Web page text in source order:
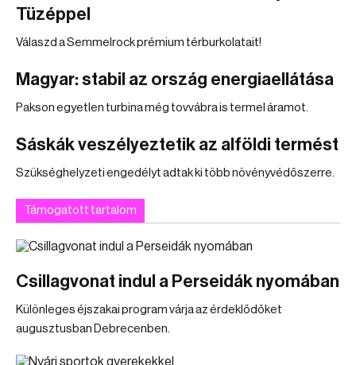
Tüzéppel
Válaszd a Semmelrock prémium térburkolatait!
Magyar: stabil az ország energiaellátása
Pakson egyetlen turbina még tovvábra is termel áramot.
Sáskák veszélyeztetik az alföldi termést
Szükséghelyzeti engedélyt adtak ki több növényvédőszerre.
Támogatott tartalom
Csillagvonat indul a Perseidák nyomában
Különleges éjszakai program várja az érdeklődőket
augusztusban Debrecenben.